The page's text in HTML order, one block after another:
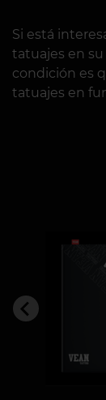
Si está
tatuajes en su
condición es
tatuajes en